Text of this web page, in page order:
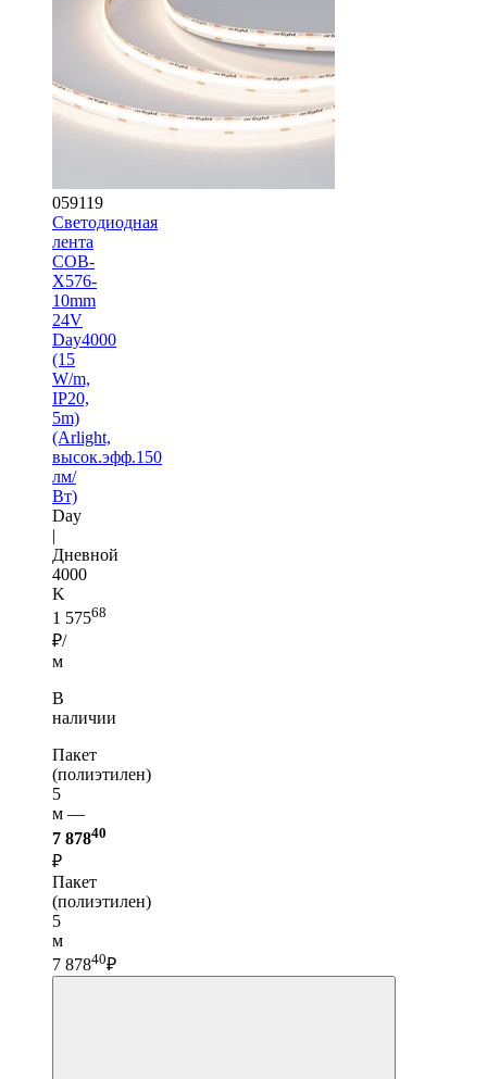
059119
Светодиодная
лента
COB-
X576-
10mm
24V
Day4000
(15
W/m,
IP20,
5m)
(Arlight,
высок.эфф.150
лм/
Вт)
Day
|
Дневной
4000
K
1 57568
₽/
м
В
наличии
Пакет
(полиэтилен)
5
м —
7 87840
₽
Пакет
(полиэтилен)
5
м
7 87840₽